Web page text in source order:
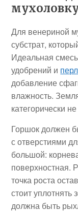
Для венериной
субстрат,
Идеальная
удобрений и
добавление
влажность.
категорически
Горшок должен
с отверстиями
большой:
поверхностная.
точка роста
стоит
должна быть